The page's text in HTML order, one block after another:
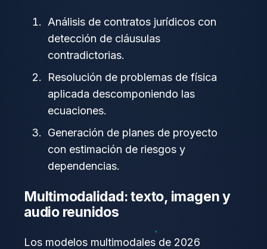
Análisis de contratos jurídicos con
detección de cláusulas
contradictorias.
Resolución de problemas de física
aplicada descomponiendo las
ecuaciones.
Generación de planes de proyecto
con estimación de riesgos y
dependencias.
Multimodalidad: texto, imagen y
audio reunidos
Los modelos multimodales de 2026